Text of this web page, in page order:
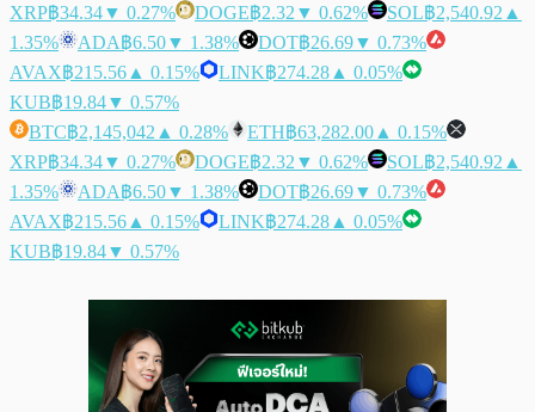
XRP฿34.34▼ 0.27% DOGE฿2.32 ▼ 0.62% SOL฿2,540.92 ▲
1.35%
ADA฿6.50▼ 1.38% DOT฿26.69▼ 0.73%
AVAX฿215.56 ▲ 0.15% LINK฿274.28 ▲ 0.05%
KUB฿19.84▼ 0.57%
BTC฿2,145,042 ▲ 0.28% ETH฿63,282.00 ▲ 0.15%
XRP฿34.34▼ 0.27% DOGE฿2.32 ▼ 0.62% SOL฿2,540.92 ▲
1.35%
ADA฿6.50▼ 1.38% DOT฿26.69▼ 0.73%
AVAX฿215.56 ▲ 0.15% LINK฿274.28 ▲ 0.05%
KUB฿19.84▼ 0.57%